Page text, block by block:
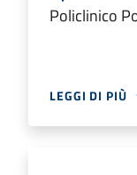
Policlinico
LEGGI DI PIÙ